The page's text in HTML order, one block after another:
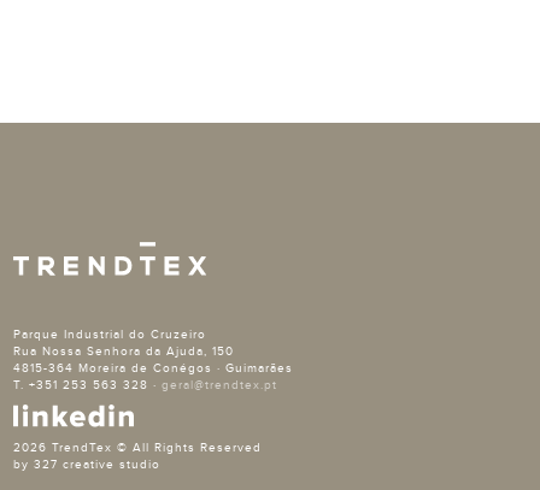
Parque Industrial do Cruzeiro
Rua Nossa Senhora da Ajuda, 150
4815-364 Moreira de Conégos · Guimarães
T. +351 253 563 328 ·geral@trendtex.pt
2026 TrendTex © All Rights Reserved
by 327 creative studio